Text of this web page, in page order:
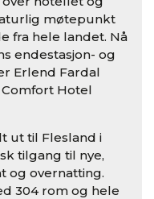
møtepunkt
fra hele landet. Nå
endestasjon- og
Erlend Fardal
Hotel
ut til Flesland i
tilgang til nye,
og overnatting.
304 rom og hele